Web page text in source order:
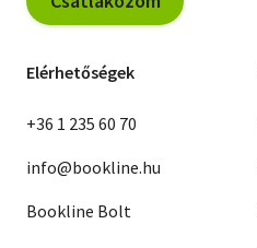
Elérhetőségek
+36 1 235 60 70
info@bookline.hu
Bookline Bolt